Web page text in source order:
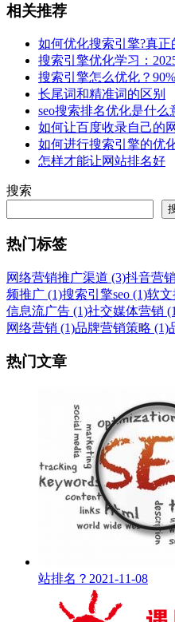
相关推荐
如何优化搜索引擎?真
搜索引擎优化学习：
搜索引擎怎么优化？
长尾词和精准词的区别
seo搜索排名优化是什么
如何让百度收录自己的
如何进行搜索引擎的优
怎样才能让网站排名好
搜索
热门标签
网络营销推广渠道 (3)抖音营
频推广 (1)搜索引擎seo (1)软文
信息流广告 (1)社交媒体营销
网络营销 (1)品牌营销策略 (1)
热门文章
站排名？ 2021-11-08